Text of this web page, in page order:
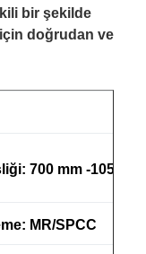
bir şekilde
doğrudan ve
700 mm -1050
MR/SPCC